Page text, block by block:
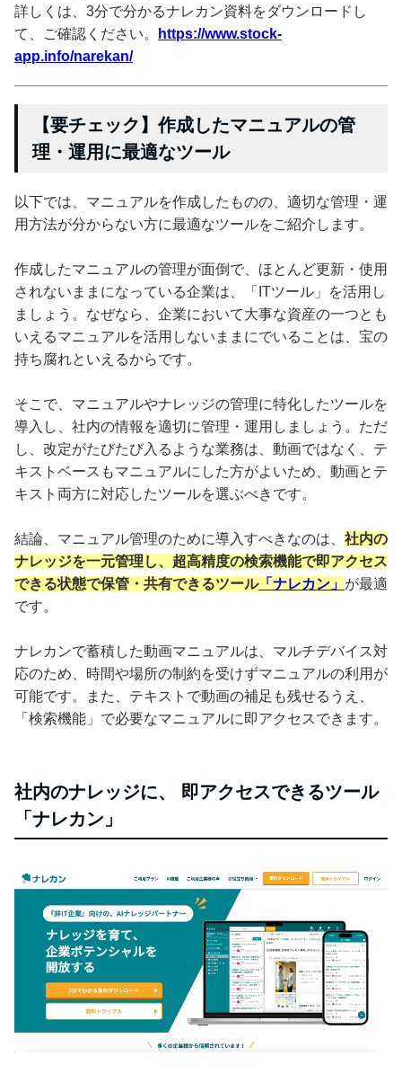
詳しくは、3分で分かるナレカン資料をダウンロードし
て、ご確認ください。
https://www.stock-
app.info/narekan/
【要チェック】作成したマニュアルの管
理・運用に最適なツール
以下では、マニュアルを作成したものの、適切な管理・運
用方法が分からない方に最適なツールをご紹介します。
作成したマニュアルの管理が面倒で、ほとんど更新・使用
されないままになっている企業は、「ITツール」を活用し
ましょう。なぜなら、企業において大事な資産の一つとも
いえるマニュアルを活用しないままにでいることは、宝の
持ち腐れといえるからです。
そこで、マニュアルやナレッジの管理に特化したツールを
導入し、社内の情報を適切に管理・運用しましょう。ただ
し、改定がたびたび入るような業務は、動画ではなく、テ
キストベースもマニュアルにした方がよいため、動画とテ
キスト両方に対応したツールを選ぶべきです。
結論、マニュアル管理のために導入すべきなのは、 社内の
ナレッジを一元管理し、超高精度の検索機能で即アクセス
できる状態で保管・共有できるツール「ナレカン」 が最適
です。
ナレカンで蓄積した動画マニュアルは、マルチデバイス対
応のため、時間や場所の制約を受けずマニュアルの利用が
可能です。また、テキストで動画の補足も残せるうえ、
「検索機能」で必要なマニュアルに即アクセスできます。
社内のナレッジに、 即アクセスできるツール
「ナレカン」